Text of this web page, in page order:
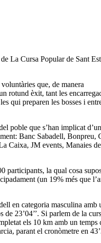
La Cursa Popular de Sant
que, de manera
rotund èxit, tant les
qui preparen les bosses i
poble que s’han implicat
Banc Sabadell, Bonpreu,
Caixa, JM events, Manaies de
participants, la qual cosa
(un 19% més que
en categoria masculina amb
de 23’04’’. Si parlem de la
els 10 km amb un temps
parant el cronòmetre en